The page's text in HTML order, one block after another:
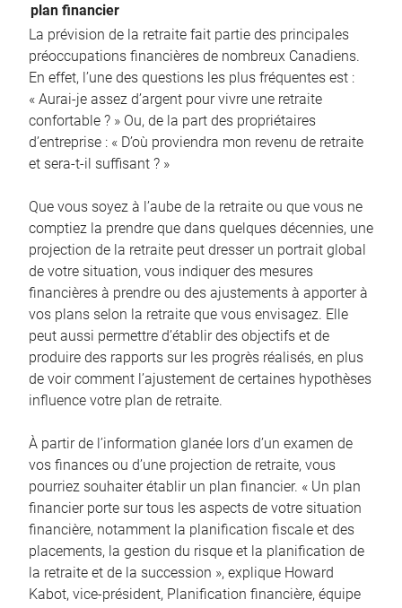
plan financier
La prévision de la retraite fait partie des principales
préoccupations financières de nombreux Canadiens.
En effet, l’une des questions les plus fréquentes est :
« Aurai-je assez d’argent pour vivre une retraite
confortable ? » Ou, de la part des propriétaires
d’entreprise : « D’où proviendra mon revenu de retraite
et sera-t-il suffisant ? »
Que vous soyez à l’aube de la retraite ou que vous ne
comptiez la prendre que dans quelques décennies, une
projection de la retraite peut dresser un portrait global
de votre situation, vous indiquer des mesures
financières à prendre ou des ajustements à apporter à
vos plans selon la retraite que vous envisagez. Elle
peut aussi permettre d’établir des objectifs et de
produire des rapports sur les progrès réalisés, en plus
de voir comment l’ajustement de certaines hypothèses
influence votre plan de retraite.
À partir de l’information glanée lors d’un examen de
vos finances ou d’une projection de retraite, vous
pourriez souhaiter établir un plan financier. « Un plan
financier porte sur tous les aspects de votre situation
financière, notamment la planification fiscale et des
placements, la gestion du risque et la planification de
la retraite et de la succession », explique Howard
Kabot, vice-président, Planification financière, équipe